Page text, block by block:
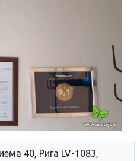
40, Рига LV-1083,